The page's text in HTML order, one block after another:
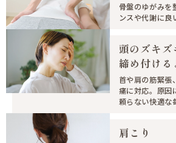
骨盤のゆがみを
ンスや代謝に良
頭のズキズ
締め付け
首や肩の筋緊張
痛に対応。原因
頼らない快適な
肩こり